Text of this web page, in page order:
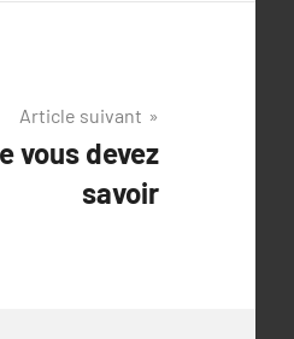
Article suivant
vous devez
savoir